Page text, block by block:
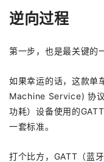
逆向过程
第一步，也是最关键的
如果幸运的话，这款单
Machine Service) 协
功耗）设备使用的
一套标准。
打个比方，GATT（蓝